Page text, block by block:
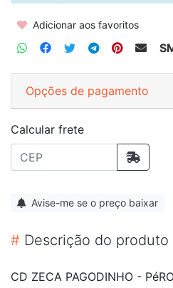
Adicionar aos favoritos
Opções de pagamento
Calcular frete
Avise-me se o preço baixar
# Descrição do produto
CD ZECA PAGODINHO -